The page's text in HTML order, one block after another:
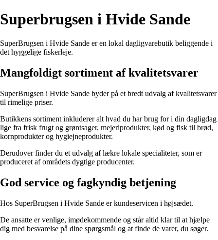
Superbrugsen i Hvide Sande
SuperBrugsen i Hvide Sande er en lokal dagligvarebutik beliggende i
det hyggelige fiskerleje.
Mangfoldigt sortiment af kvalitetsvarer
SuperBrugsen i Hvide Sande byder på et bredt udvalg af kvalitetsvarer
til rimelige priser.
Butikkens sortiment inkluderer alt hvad du har brug for i din dagligdag
lige fra frisk frugt og grøntsager, mejeriprodukter, kød og fisk til brød,
kornprodukter og hygiejneprodukter.
Derudover finder du et udvalg af lækre lokale specialiteter, som er
produceret af områdets dygtige producenter.
God service og fagkyndig betjening
Hos SuperBrugsen i Hvide Sande er kundeservicen i højsædet.
De ansatte er venlige, imødekommende og står altid klar til at hjælpe
dig med besvarelse på dine spørgsmål og at finde de varer, du søger.